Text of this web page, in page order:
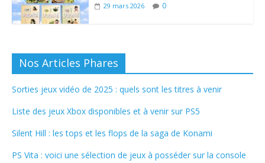
29 mars 2026 0
Nos Articles Phares
Sorties jeux vidéo de 2025 : quels sont les titres à venir
Liste des jeux Xbox disponibles et à venir sur PS5
Silent Hill : les tops et les flops de la saga de Konami
PS Vita : voici une sélection de jeux à posséder sur la console